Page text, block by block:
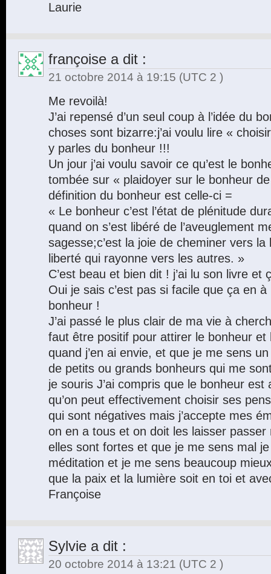
Laurie
françoise a dit :
21 octobre 2014 à 19:15 (UTC 2 )
Me revoilà!
J’ai repensé d’un seul coup à l’idée du
choses sont bizarre:j’ai voulu lire «
y parles du bonheur !!!
Un jour j’ai voulu savoir ce qu’est le
tombée sur « plaidoyer sur le bonheur
définition du bonheur est celle-ci =
« Le bonheur c’est l’état de plénitude
quand on s’est libéré de l’aveuglement
sagesse;c’est la joie de cheminer vers
liberté qui rayonne vers les autres. »
C’est beau et bien dit ! j’ai lu son livre et
Oui je sais c’est pas si facile que ça en à
bonheur !
J’ai passé le plus clair de ma vie à
faut être positif pour attirer le bonheur et
quand j’en ai envie, et que je me sens
de petits ou grands bonheurs qui me
je souris J’ai compris que le bonheur est
qu’on peut effectivement choisir ses
qui sont négatives mais j’accepte mes
on en a tous et on doit les laisser
elles sont fortes et que je me sens mal
méditation et je me sens beaucoup
que la paix et la lumière soit en toi et
Françoise
Sylvie a dit :
20 octobre 2014 à 13:21 (UTC 2 )